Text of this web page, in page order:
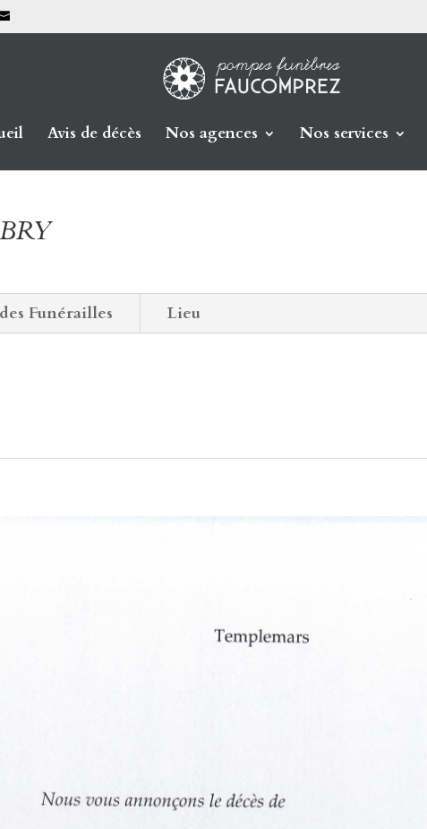
Avis de décès Nos agences Nos services
Funérailles Lieu